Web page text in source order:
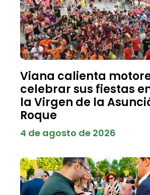
Viana calienta
celebrar sus fiestas
la Virgen de la
Roque
4 de agosto de 2026